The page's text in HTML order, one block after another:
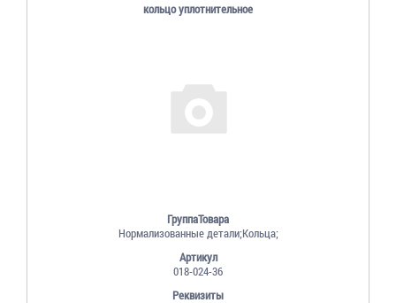
кольцо уплотнительное
ГруппаТовара
Нормализованные детали;Кольца;
Артикул
018-024-36
Реквизиты